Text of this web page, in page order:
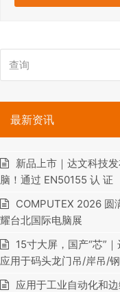
询
最新资讯
新品上市｜达文科技
脑！通过 EN50155 认 证
COMPUTEX 2026 圆
耀台北国际电脑展
15寸大屏，国产“芯”
应用于码头龙门吊/岸吊/
应用于工业自动化和